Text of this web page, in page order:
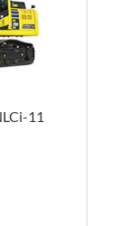
11